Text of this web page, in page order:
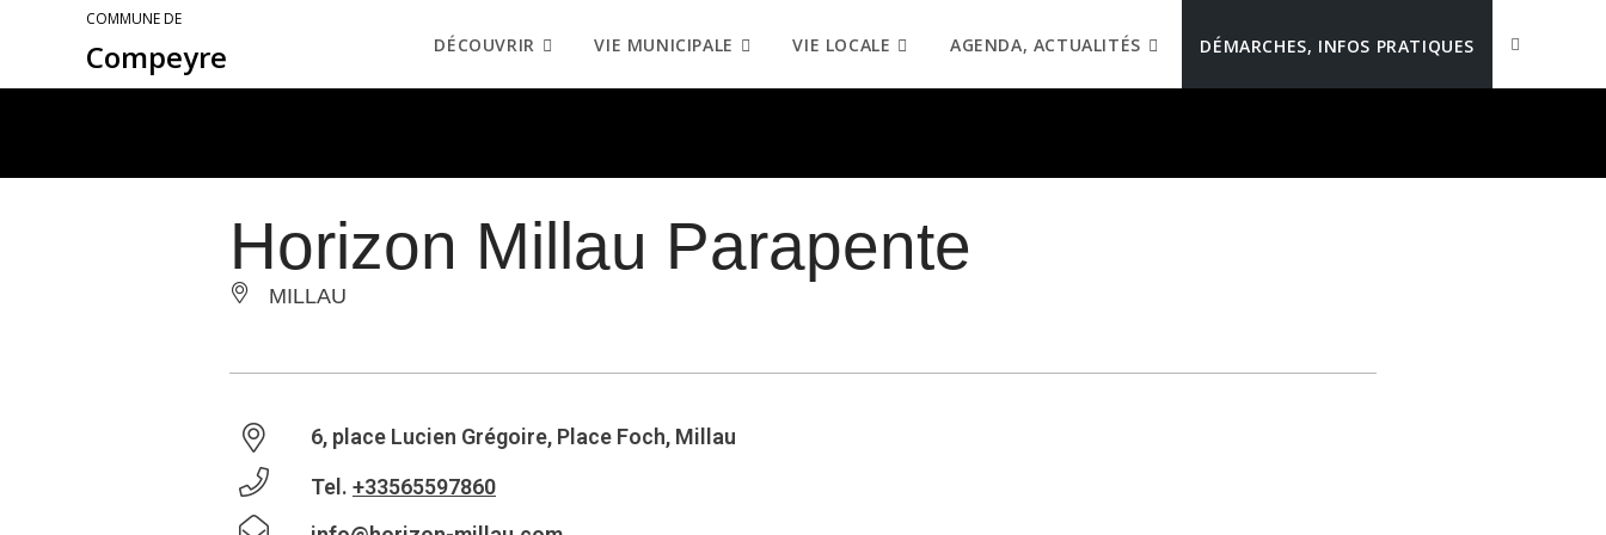
COMMUNE DE
Compeyre DÉCOUVRIR VIE MUNICIPALE VIE LOCALE AGENDA, ACTUALITÉS DÉMARCHES, INFOS PRATIQUES
Horizon Millau Parapente
MILLAU
6, place Lucien Grégoire, Place Foch, Millau
Tel. +33565597860